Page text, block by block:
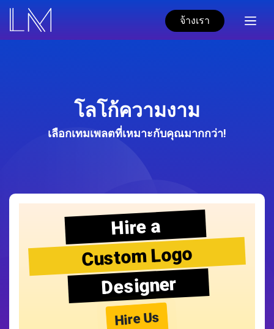
จ้างเรา
โลโก้ความงาม
เลือกเทมเพลตที่เหมาะกับคุณมากกว่า!
Hire a
Custom Logo
Designer
Hire Us